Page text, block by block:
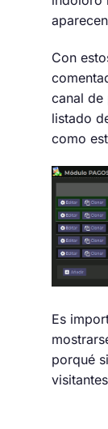
Con
canal de
listado
como
Es
porqué